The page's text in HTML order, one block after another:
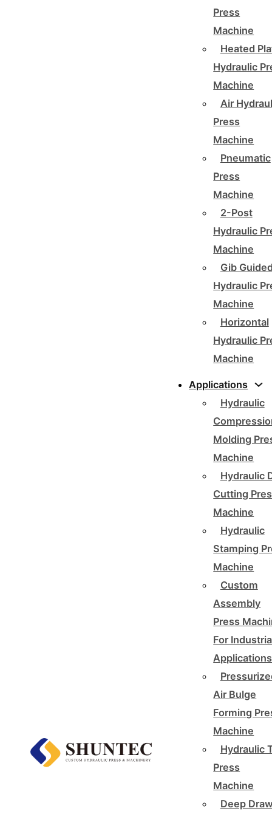
Press
Machine
Heated
Hydraulic
Machine
Air
Press
Machine
Pneumatic
Press
Machine
2-Post
Hydraulic
Machine
Gib
Hydraulic
Machine
Horizontal
Hydraulic
Machine
Applications
Hydraulic
Molding
Machine
Hydraulic
Cutting
Machine
Hydraulic
Stamping
Machine
Custom
Assembly
Press
For
Applications
Air Bulge
Forming
Machine
Hydraulic
Press
Machine
Deep